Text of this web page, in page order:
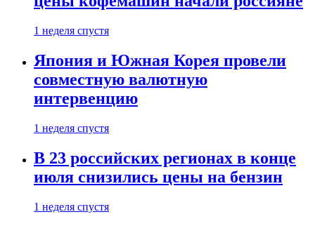
1 неделя спустя
Япония и Южная Корея провели
совместную валютную
интервенцию
1 неделя спустя
В 23 российских регионах в конце
июля снизились цены на бензин
1 неделя спустя